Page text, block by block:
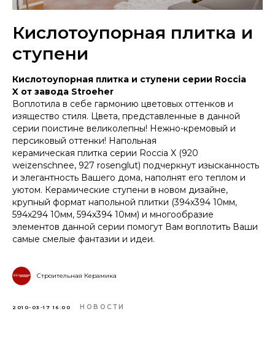
Кислотоупорная плитка и
ступени
Кислотоупорная плитка и ступени серии Roccia
X от завода Stroeher
Воплотила в себе гармонию цветовых оттенков и
изящество стиля. Цвета, представленные в данной
серии поистине великолепны! Нежно-кремовый и
персиковый оттенки! Напольная
керамическая плитка серии Roccia X (920
weizenschnee, 927 rosenglut) подчеркнут изысканность
и элегантность Вашего дома, наполнят его теплом и
уютом. Керамические ступени в новом дизайне,
крупный формат напольной плитки (394x394 10мм,
594x294 10мм, 594x394 10мм) и многообразие
элементов данной серии помогут Вам воплотить Ваши
самые смелые фантазии и идеи.
Строительная Керамика
2010-03-17 16:00 НОВОСТИ